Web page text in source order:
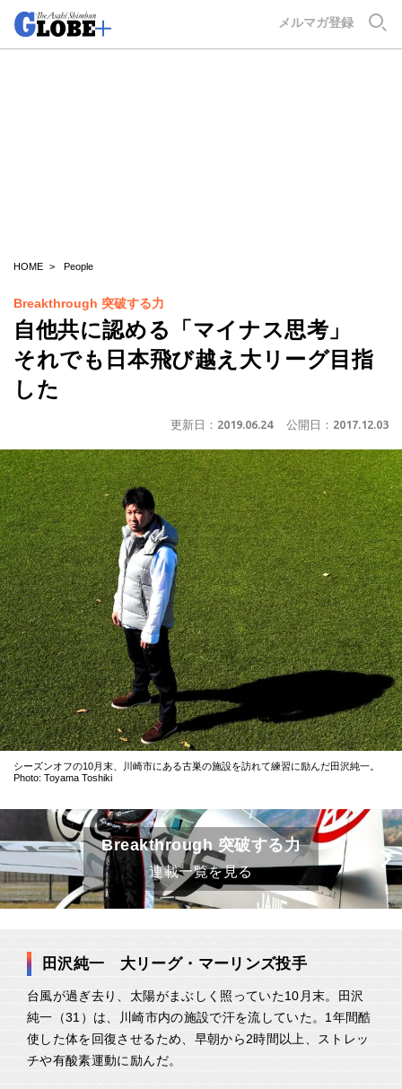
メルマガ登録
HOME People
Breakthrough 突破する力
自他共に認める「マイナス思考」
それでも日本飛び越え大リーグ目指
した
更新日： 2019.06.24 公開日： 2017.12.03
シーズンオフの10月末、川崎市にある古巣の施設を訪れて練習に励んだ田沢純一。
Photo: Toyama Toshiki
Breakthrough 突破する力
連載一覧を見る
田沢純一 大リーグ・マーリンズ投手
台風が過ぎ去り、太陽がまぶしく照っていた10月末。田沢
純一（31）は、川崎市内の施設で汗を流していた。1年間酷
使した体を回復させるため、早朝から2時間以上、ストレッ
チや有酸素運動に励んだ。